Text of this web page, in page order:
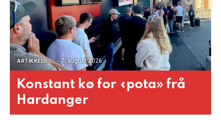
ARTIKKEL 7. august 2026
Konstant kø for «pota» frå
Hardanger